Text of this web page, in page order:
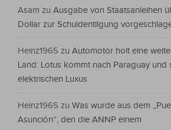
Asam zu Ausgabe von Staatsanleihen
Dollar zur Schuldentilgung
Heinz1965 zu Automotor holt eine
Land: Lotus kommt nach Paraguay und
elektrischen Luxus
Heinz1965 zu Was wurde aus dem
Asunción“, den die ANNP einem